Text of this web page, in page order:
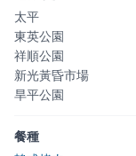
太平
東英公園
祥順公園
新光黃昏市場
旱平公園
餐種